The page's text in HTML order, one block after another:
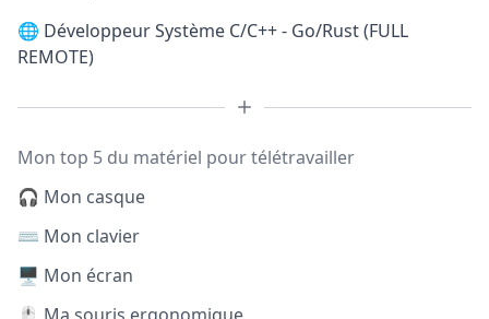
🌐 Développeur Système C/C++ - Go/Rust (FULL
REMOTE)
Mon top 5 du matériel pour télétravailler
🎧 Mon casque
⌨️ Mon clavier
🖥️ Mon écran